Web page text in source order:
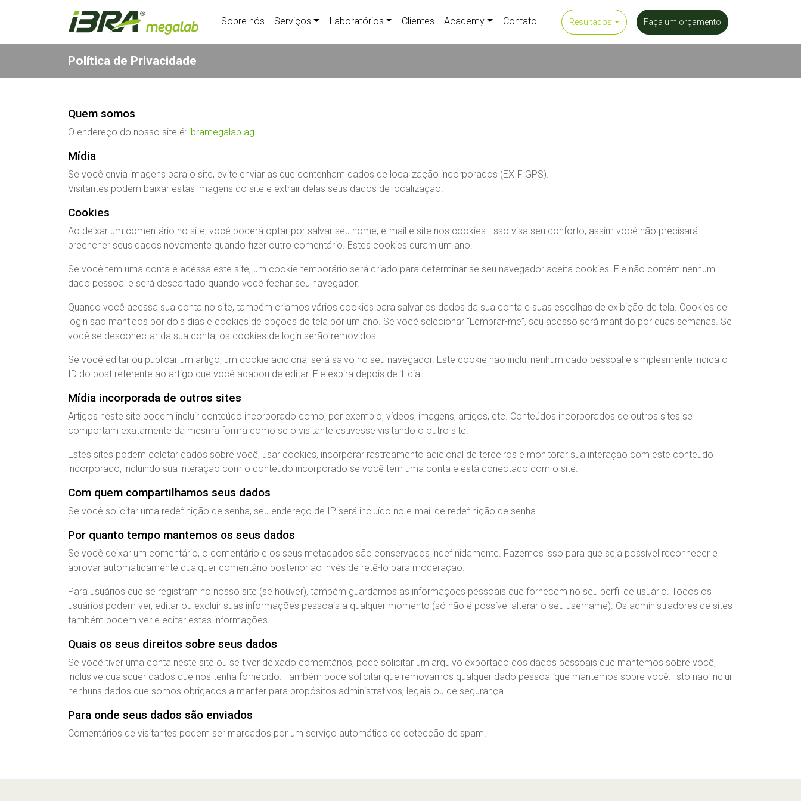
Sobre nós Serviços Laboratórios Clientes Academy Contato Resultados Faça um orçamento
Política de Privacidade
Quem somos
O endereço do nosso site é: ibramegalab.ag
Mídia
Se você envia imagens para o site, evite enviar as que contenham dados de localização incorporados (EXIF GPS).
Visitantes podem baixar estas imagens do site e extrair delas seus dados de localização.
Cookies
Ao deixar um comentário no site, você poderá optar por salvar seu nome, e-mail e site nos cookies. Isso visa seu conforto, assim você não precisará
preencher seus dados novamente quando fizer outro comentário. Estes cookies duram um ano.
Se você tem uma conta e acessa este site, um cookie temporário será criado para determinar se seu navegador aceita cookies. Ele não contém nenhum
dado pessoal e será descartado quando você fechar seu navegador.
Quando você acessa sua conta no site, também criamos vários cookies para salvar os dados da sua conta e suas escolhas de exibição de tela. Cookies de
login são mantidos por dois dias e cookies de opções de tela por um ano. Se você selecionar “Lembrar-me”, seu acesso será mantido por duas semanas. Se
você se desconectar da sua conta, os cookies de login serão removidos.
Se você editar ou publicar um artigo, um cookie adicional será salvo no seu navegador. Este cookie não inclui nenhum dado pessoal e simplesmente indica o
ID do post referente ao artigo que você acabou de editar. Ele expira depois de 1 dia.
Mídia incorporada de outros sites
Artigos neste site podem incluir conteúdo incorporado como, por exemplo, vídeos, imagens, artigos, etc. Conteúdos incorporados de outros sites se
comportam exatamente da mesma forma como se o visitante estivesse visitando o outro site.
Estes sites podem coletar dados sobre você, usar cookies, incorporar rastreamento adicional de terceiros e monitorar sua interação com este conteúdo
incorporado, incluindo sua interação com o conteúdo incorporado se você tem uma conta e está conectado com o site.
Com quem compartilhamos seus dados
Se você solicitar uma redefinição de senha, seu endereço de IP será incluído no e-mail de redefinição de senha.
Por quanto tempo mantemos os seus dados
Se você deixar um comentário, o comentário e os seus metadados são conservados indefinidamente. Fazemos isso para que seja possível reconhecer e
aprovar automaticamente qualquer comentário posterior ao invés de retê-lo para moderação.
Para usuários que se registram no nosso site (se houver), também guardamos as informações pessoais que fornecem no seu perfil de usuário. Todos os
usuários podem ver, editar ou excluir suas informações pessoais a qualquer momento (só não é possível alterar o seu username). Os administradores de sites
também podem ver e editar estas informações.
Quais os seus direitos sobre seus dados
Se você tiver uma conta neste site ou se tiver deixado comentários, pode solicitar um arquivo exportado dos dados pessoais que mantemos sobre você,
inclusive quaisquer dados que nos tenha fornecido. Também pode solicitar que removamos qualquer dado pessoal que mantemos sobre você. Isto não inclui
nenhuns dados que somos obrigados a manter para propósitos administrativos, legais ou de segurança.
Para onde seus dados são enviados
Comentários de visitantes podem ser marcados por um serviço automático de detecção de spam.